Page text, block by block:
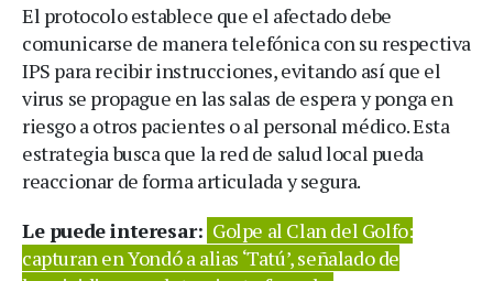
El protocolo establece que el afectado debe
comunicarse de manera telefónica con su respectiva
IPS para recibir instrucciones, evitando así que el
virus se propague en las salas de espera y ponga en
riesgo a otros pacientes o al personal médico. Esta
estrategia busca que la red de salud local pueda
reaccionar de forma articulada y segura.
Le puede interesar: Golpe al Clan del Golfo:
capturan en Yondó a alias ‘Tatú’, señalado de